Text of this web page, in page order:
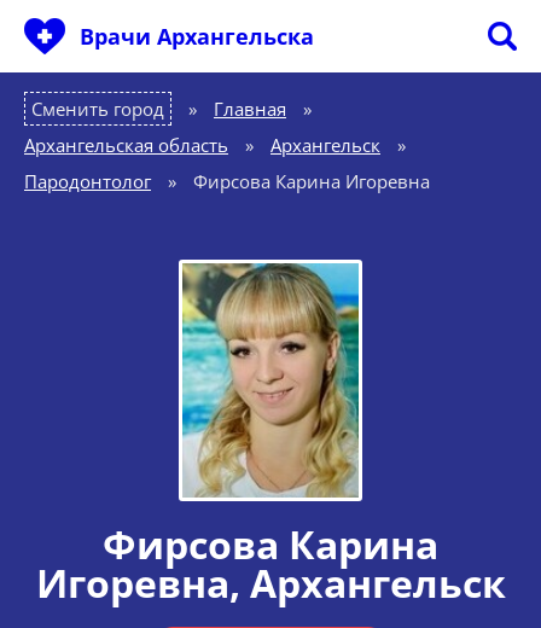
Врачи Архангельска
Сменить город Главная
»
Архангельская область
» Архангельск
»
Пародонтолог
» Фирсова Карина Игоревна
Фирсова Карина
Игоревна, Архангельск